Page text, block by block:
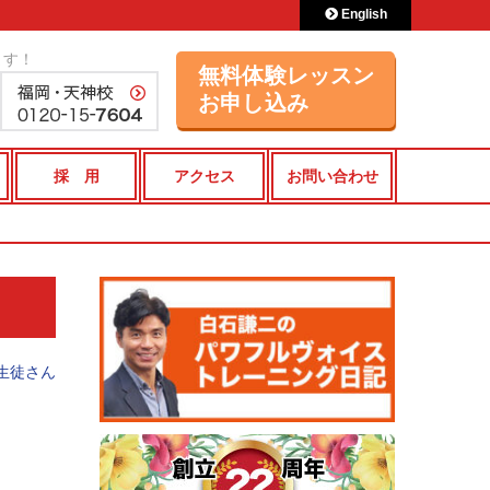
！
無料体験レッスン
お申し込み
English
採 用 アクセス お問い合わせ
徒さん